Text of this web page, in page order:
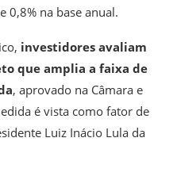
0,8% na base anual.
investidores avaliam
que amplia a faixa de
, aprovado na Câmara e
é vista como fator de
Luiz Inácio Lula da